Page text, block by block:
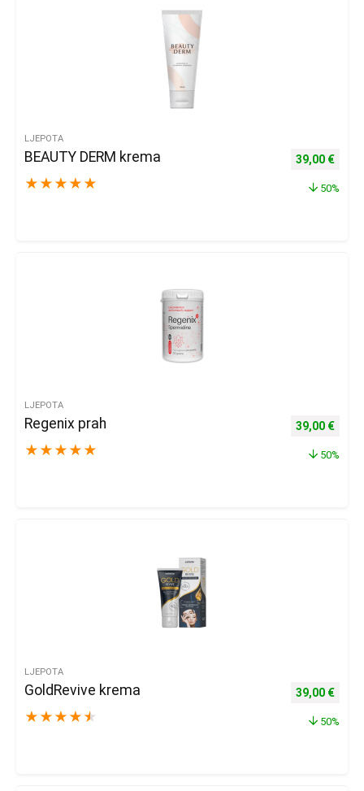
LJEPOTA
BEAUTY DERM krema
★ ★ ★ ★ ★
Izvorna
39,00 €
50%
LJEPOTA
Regenix prah
★ ★ ★ ★ ★
Izvorna
39,00 €
50%
LJEPOTA
GoldRevive krema
★ ★ ★ ★ ★
Izvorna
39,00 €
50%